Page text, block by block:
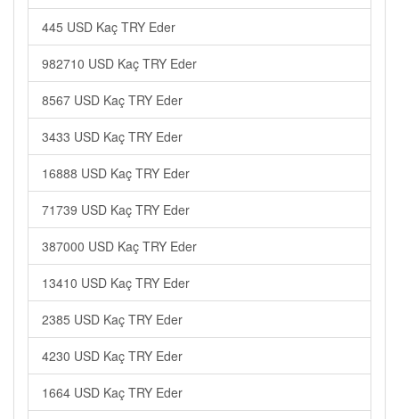
445 USD Kaç TRY Eder
982710 USD Kaç TRY Eder
8567 USD Kaç TRY Eder
3433 USD Kaç TRY Eder
16888 USD Kaç TRY Eder
71739 USD Kaç TRY Eder
387000 USD Kaç TRY Eder
13410 USD Kaç TRY Eder
2385 USD Kaç TRY Eder
4230 USD Kaç TRY Eder
1664 USD Kaç TRY Eder